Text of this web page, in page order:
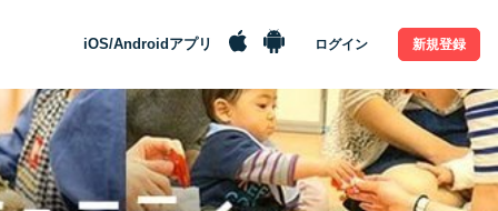
iOS/Androidアプリ ログイン 新規登録